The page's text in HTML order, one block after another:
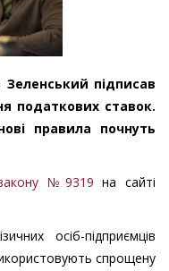
підписав
податкових ставок.
правила почнуть
№9319 на сайті
осіб-підприємців
спрощену